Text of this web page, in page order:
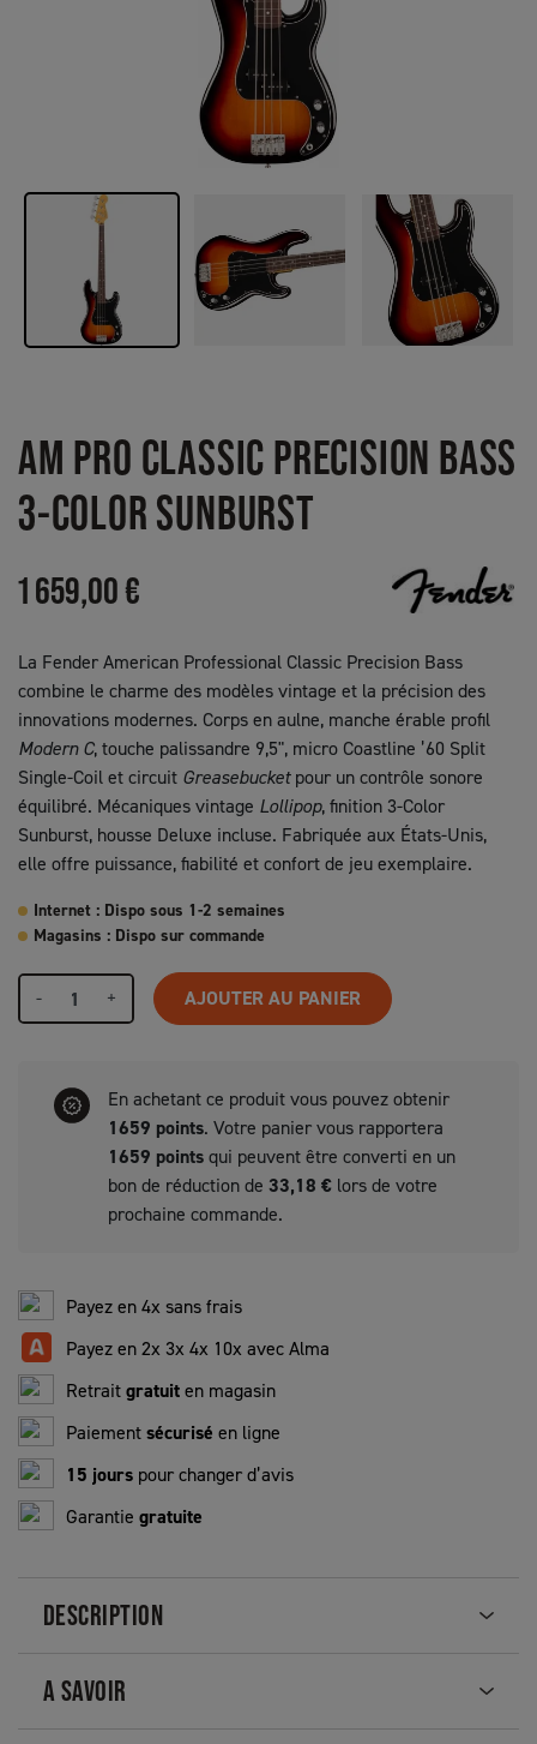
AM PRO CLASSIC PRECISION BASS
3-COLOR SUNBURST
1 659,00 €
La Fender American Professional Classic Precision Bass
combine le charme des modèles vintage et la précision des
innovations modernes. Corps en aulne, manche érable profil
Modern C, touche palissandre 9,5", micro Coastline ’60 Split
Single-Coil et circuit Greasebucketpour un contrôle sonore
équilibré. Mécaniques vintage Lollipop, finition 3-Color
Sunburst, housse Deluxe incluse. Fabriquée aux États-Unis,
elle offre puissance, fiabilité et confort de jeu exemplaire.
Internet : Dispo sous 1-2 semaines
Magasins : Dispo sur commande
- + AJOUTER AU PANIER
En achetant ce produit vous pouvez obtenir
1659 points. Votre panier vous rapportera
1659 pointsqui peuvent être converti en un
bon de réduction de 33,18 €lors de votre
prochaine commande.
Payez en 4x sans frais
Payez en 2x 3x 4x 10x avec Alma
Retraitgratuiten magasin
Paiementsécurisé en ligne
15 jours pour changer d’avis
Garantie gratuite
DESCRIPTION
A SAVOIR